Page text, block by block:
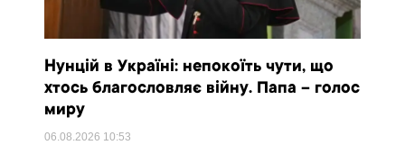
Нунцій в Україні: непокоїть чути, що
хтось благословляє війну. Папа – голос
миру
06.08.2026 10:53